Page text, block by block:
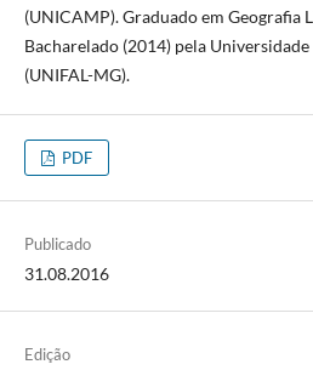
(UNICAMP). Graduado em Geografia
Bacharelado (2014) pela
(UNIFAL-MG).
PDF
Publicado
31.08.2016
Edição